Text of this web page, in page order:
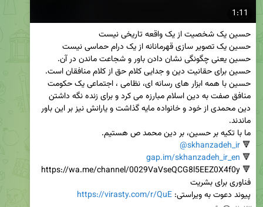
1:11
🔻
@skhanzadeh_ir
🔻
gap.im/skhanzadeh_ir_en
پیوند دعوت به ویراستی: https://virasty.com/r/QuE